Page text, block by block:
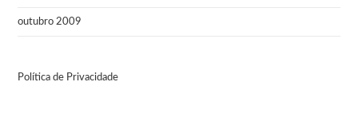
outubro 2009
Política de Privacidade